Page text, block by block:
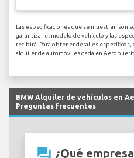
Las especificaciones que se muestran
garantizar el modelo de vehículo y las
recibirá. Para obtener detalles específicos,
alquiler de automóviles dada en
BMW Alquiler de vehículos en
Preguntas frecuentes
question_answer ¿Qué